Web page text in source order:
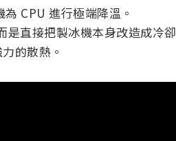
CPU 進行極端降溫。
直接把製冰機本身改造成冷卻
的散熱。